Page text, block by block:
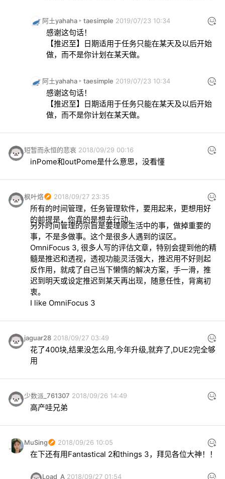
阿土yahaha taesimple 2019/07/23 10:34
感谢这句话！
【推迟至】日期适用于任务只能在某天及以后开始
做，而不是你计划在某天做。
阿土yahaha taesimple 2019/07/23 10:34
感谢这句话！
【推迟至】日期适用于任务只能在某天及以后开始
做，而不是你计划在某天做。
短暂而永恒的悲哀 2018/09/29 00:16
inPome和outPome是什么意思，没看懂
枫叶烙 2018/09/27 23:35
所有的时间管理，任务管理软件，要用起来，更想用好
的前提是，你真的是想去行动。
另外时间管理的宗旨是要理顺生活中的事，做掉重要的
事，不是多做事。这个是很多人遇到的误区。
OmniFocus 3, 很多人写的评估文章，特别会提到他的精
髓是推迟和透视，透视功能灵活强大，推迟用不好则起
反作用，就成了自己当下懒惰的解决方案，手一滑，推
迟到明天或设定推迟到某天再出现，随意任性，背离初
衷。
I like OmniFocus 3
jaguar28 2018/09/27 03:49
花了400块,结果没怎么用,今年升级,就弃了,DUE2完全够
用
少数派_761307 2018/09/26 14:49
高产哇兄弟
MuSing 2018/09/26 10:05
在下还有用Fantastical 2和things 3，拜见各位大神！！
Load_A 2018/09/27 01:54